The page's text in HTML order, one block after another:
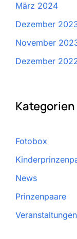
März 2024
Dezember
November
Dezember
Kategorien
Fotobox
News
Prinzenpaare
Veranstaltungen